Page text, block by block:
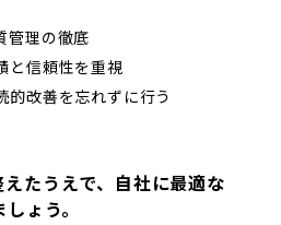
管理の徹底
と信頼性を重視
的改善を忘れずに行う
たうえで、自社に最適な
ょう。